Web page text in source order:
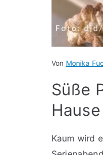
Von Monika
Süße
Kaum wird